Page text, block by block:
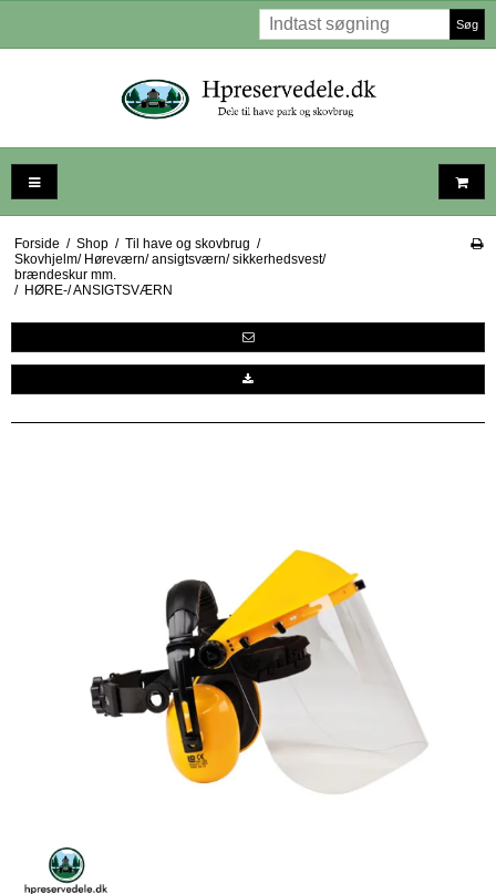
Søg
Forside / Shop / Til have og skovbrug /
Skovhjelm/ Høreværn/ ansigtsværn/ sikkerhedsvest/
brændeskur mm.
/ HØRE-/ ANSIGTSVÆRN